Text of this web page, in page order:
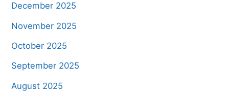
December 2025
November 2025
October 2025
September 2025
August 2025